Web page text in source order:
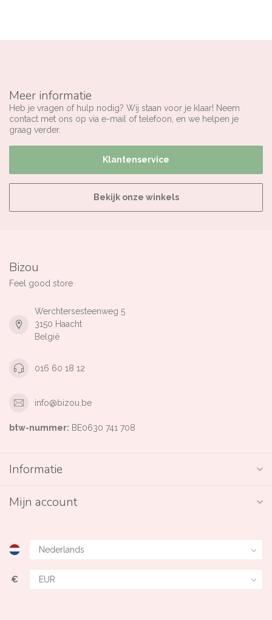
Meer informatie
Heb je vragen of hulp nodig? Wij staan voor je klaar! Neem
contact met ons op via e-mail of telefoon, en we helpen je
graag verder.
Klantenservice
Bekijk onze winkels
Bizou
Feel good store
Werchtersesteenweg 5
3150 Haacht
België
016 60 18 12
info@bizou.be
btw-nummer: BE0630 741 708
Informatie
Mijn account
€